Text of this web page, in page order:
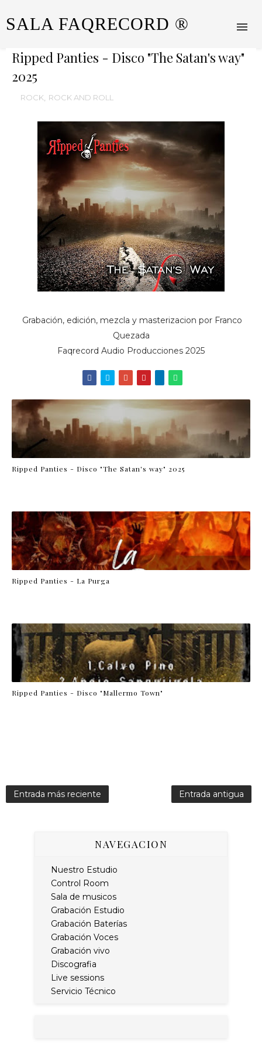
SALA FAQRECORD ®
Ripped Panties - Disco "The Satan's way"
2025
ROCK ROCK AND ROLL
Grabación, edición, mezcla y masterizacion por Franco
Quezada
Faqrecord Audio Producciones 2025
Ripped Panties - Disco "The Satan's way" 2025
Ripped Panties - La Purga
Ripped Panties - Disco "Mallermo Town"
Entrada más reciente Entrada antigua
NAVEGACION
Nuestro Estudio
Control Room
Sala de musicos
Grabación Estudio
Grabación Baterías
Grabación Voces
Grabación vivo
Discografia
Live sessions
Servicio Técnico